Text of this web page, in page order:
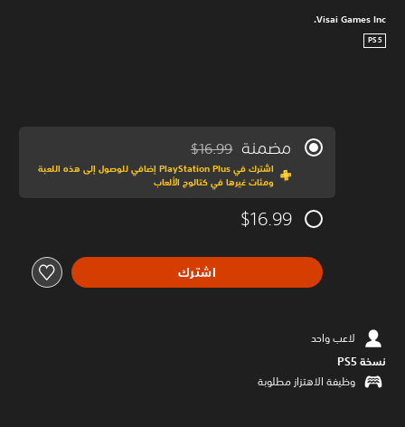
Visai Games Inc.
PS5
مضمنة مخصوم من السعر الأصلي البالغ $16.99‏
$16.99
اشترك في PlayStation Plus إضافي للوصول إلى هذه اللعبة
ومئات غيرها في كتالوج الألعاب
$16.99
اشترك
لاعب واحد
نسخة PS5‏
وظيفة الاهتزاز مطلوبة